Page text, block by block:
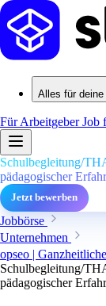
Alles für deine
Für ArbeitgeberJob
Schulbegleitung/
pädagogischer
Jetzt bewerben
Jobbörse
Unternehmen
opseo |
Schulbegleitung/
pädagogischer